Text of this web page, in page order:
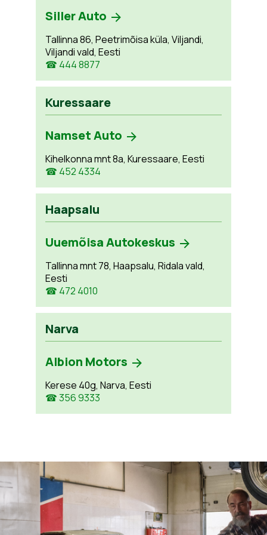
Siller Auto
Tallinna 86, Peetrimõisa küla, Viljandi,
Viljandi vald, Eesti
☎ 444 8877
Kuressaare
Namset Auto
Kihelkonna mnt 8a, Kuressaare, Eesti
☎ 452 4334
Haapsalu
Uuemõisa Autokeskus
Tallinna mnt 78, Haapsalu, Ridala vald,
Eesti
☎ 472 4010
Narva
Albion Motors
Kerese 40g, Narva, Eesti
☎ 356 9333